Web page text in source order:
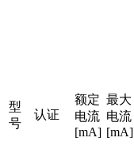
型
号
认证
额定
电流
[mA]
最大
电流
[mA]